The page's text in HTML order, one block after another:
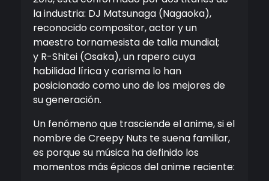
la industria: DJ Matsunaga (Nagaoka),
reconocido compositor, actor y un
maestro tornamesista de talla mundial;
y R-Shitei (Osaka), un rapero cuya
habilidad lírica y carisma lo han
posicionado como uno de los mejores de
su generación.
Un fenómeno que trasciende el anime, si el
nombre deCreepy Nuts te suena familiar,
es porque su música ha definido los
momentos más épicos del anime reciente: